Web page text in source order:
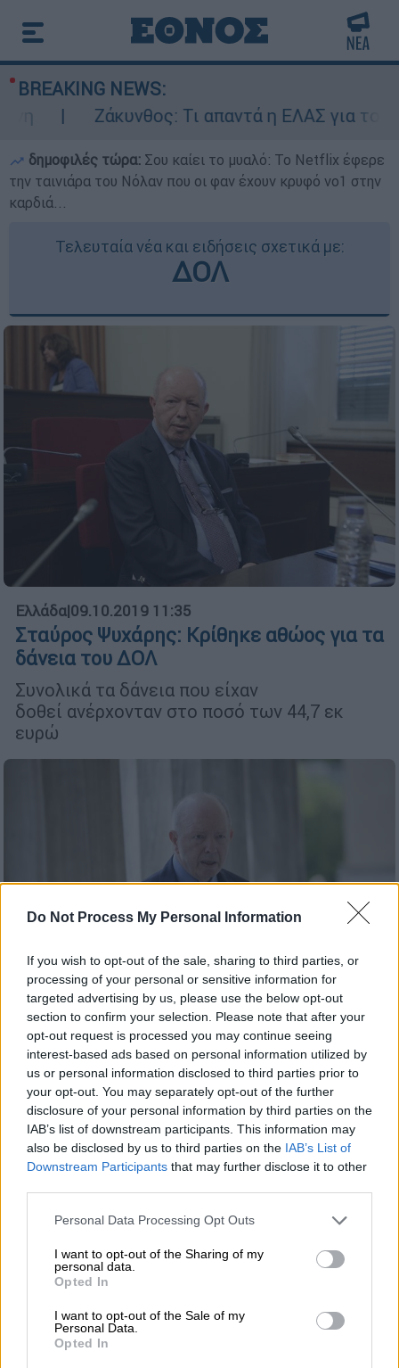
Do Not Process My Personal Information
If you wish to opt-out of the sale, sharing to third parties, or
processing of your personal or sensitive information for
targeted advertising by us, please use the below opt-out
section to confirm your selection. Please note that after your
opt-out request is processed you may continue seeing
interest-based ads based on personal information utilized by
us or personal information disclosed to third parties prior to
your opt-out. You may separately opt-out of the further
disclosure of your personal information by third parties on the
IAB’s list of downstream participants. This information may
also be disclosed by us to third parties on the IAB’s List of
Downstream Participants that may further disclose it to other
Please note that this website/app uses one or more Google
not limited to your visit or usage behaviour. You may click to
grant or deny consent to Google and its third-party tags to
use your data for below specified purposes in below Google
consent section.
Personal Data Processing Opt Outs
I want to opt-out of the Sharing of my
personal data.
Opted In
I want to opt-out of the Sale of my
Personal Data.
Opted In
BREAKING NEWS:
Ζάκυνθος: Τι απαντά η ΕΛΑΣ για τους 8
δημοφιλές τώρα: Σου καίει το μυαλό: Το Netflix έφερε
την ταινιάρα του Νόλαν που οι φαν έχουν κρυφό νο1 στην
καρδιά...
Τελευταία νέα και ειδήσεις σχετικά με:
ΔΟΛ
Ελλάδα|09.10.2019 11:35
Σταύρος Ψυχάρης: Κρίθηκε αθώος για τα
δάνεια του ΔΟΛ
Συνολικά τα δάνεια που είχαν
δοθεί ανέρχονταν στο ποσό των 44,7 εκ
ευρώ
Ελλάδα 04.04.2019 10:25
Σήμερα η δίκη του Σταύρου Ψυχάρη
Αντιμετωπίζει το κακούργημα της ηθικής
αυτουργίας σε απιστία που αφορά στην
υπόθεση της χορήγησης προσωπικού
δανείου, συνολικού ύψους 44.700.000 ευρώ,
ΑΛΛΑ #TAGS
Σταύρος Ψυχάρης
δίκη
δάνεια
Alpha Bank